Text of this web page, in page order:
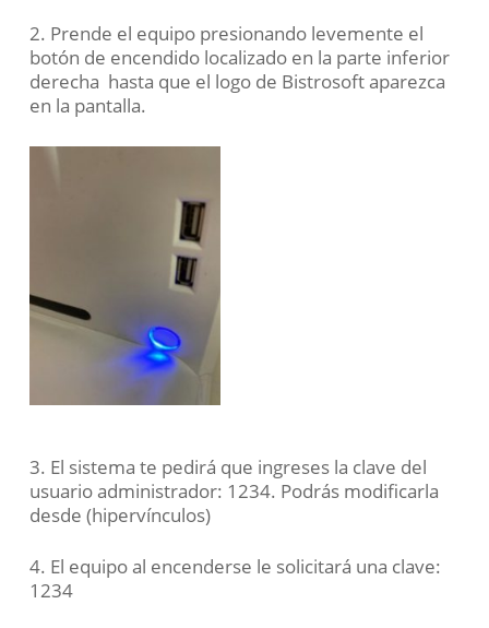
2. Prende el equipo presionando levemente el
botón de encendido localizado en la parte inferior
derecha hasta que el logo de Bistrosoft aparezca
en la pantalla.
3. El sistema te pedirá que ingreses la clave del
usuario administrador: 1234. Podrás modificarla
desde (hipervínculos)
4. El equipo al encenderse le solicitará una clave:
1234